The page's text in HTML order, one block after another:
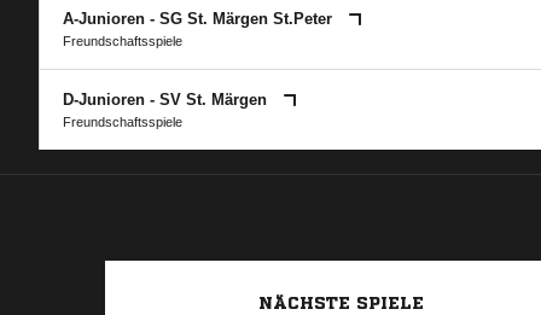
A-Junioren - SG St. Märgen St.Peter
Freundschaftsspiele
D-Junioren - SV St. Märgen
Freundschaftsspiele
NÄCHSTE SPIELE